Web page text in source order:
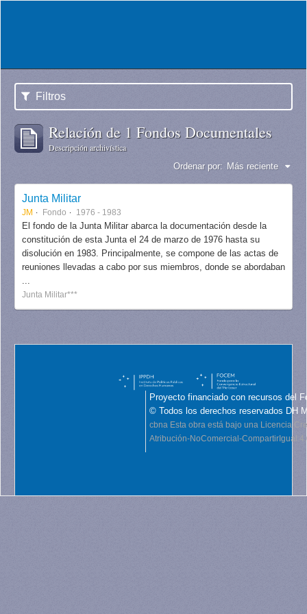
Filtros
Relación de 1 Fondos Documentales
Descripción archivística
Ordenar por: Más reciente
Junta Militar
JM Fondo 1976 - 1983
El fondo de la Junta Militar abarca la documentación desde la
constitución de esta Junta el 24 de marzo de 1976 hasta su
disolución en 1983. Principalmente, se compone de las actas de
reuniones llevadas a cabo por sus miembros, donde se abordaban
...
Junta Militar***
Proyecto financiado con recursos del
© Todos los derechos reservados DH
cbna Esta obra está bajo una Licencia
Atribución-NoComercial-CompartirIgual